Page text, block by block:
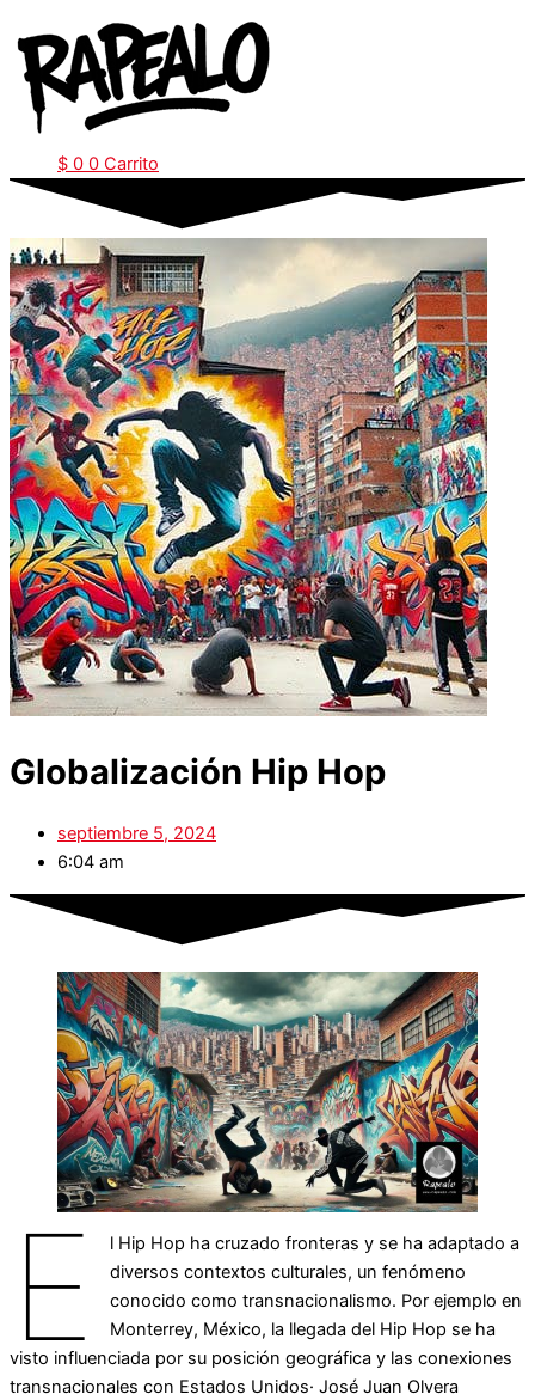
al
contenido
$ 0 0 Carrito
Globalización Hip Hop
septiembre 5, 2024
6:04 am
E
l Hip Hop ha cruzado fronteras y se ha adaptado a
diversos contextos culturales, un fenómeno
conocido como transnacionalismo. Por ejemplo en
Monterrey, México, la llegada del Hip Hop se ha
visto influenciada por su posición geográfica y las conexiones
transnacionales con Estados Unidos· José Juan Olvera